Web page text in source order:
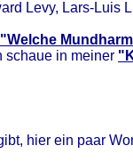
Levy, Lars-Luis
"Welche
schaue in meiner
hier ein paar